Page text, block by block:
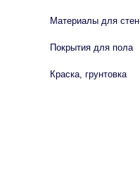
Материалы для стен
Покрытия для пола
Краска, грунтовка